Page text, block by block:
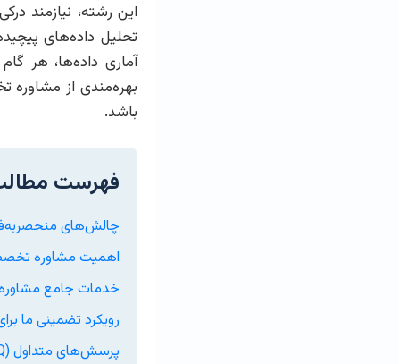
این رشته، نیازمند
تحلیل داده‌های
آماری داده‌ها، هر
بهره‌مندی از مشاوره
باشد.
فهرست
چالش‌های
اهمیت مشاوره
خدمات جامع مشاوره
رویکرد تضمینی ما
پرسش‌های متداول (FAQ)